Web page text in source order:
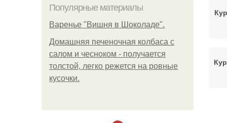
Популярные материалы
Варенье "Вишня в Шоколаде".
Домашняя печеночная колбаса с
салом и чесноком - получается
толстой, легко режется на ровные
кусочки.